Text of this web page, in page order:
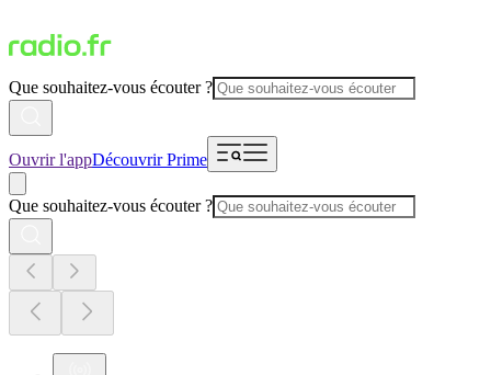
Que souhaitez-vous écouter ?
Ouvrir l'appDécouvrir Prime
Que souhaitez-vous écouter ?